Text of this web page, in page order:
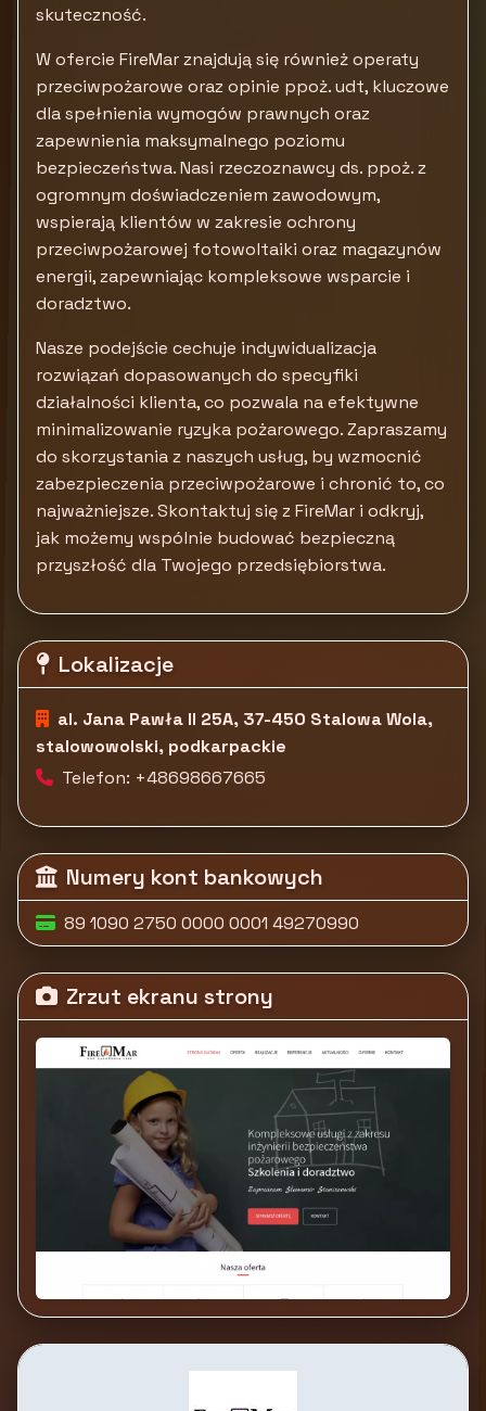
skuteczność.
W ofercie FireMar znajdują się również operaty
przeciwpożarowe oraz opinie ppoż. udt, kluczowe
dla spełnienia wymogów prawnych oraz
zapewnienia maksymalnego poziomu
bezpieczeństwa. Nasi rzeczoznawcy ds. ppoż. z
ogromnym doświadczeniem zawodowym,
wspierają klientów w zakresie ochrony
przeciwpożarowej fotowoltaiki oraz magazynów
energii, zapewniając kompleksowe wsparcie i
doradztwo.
Nasze podejście cechuje indywidualizacja
rozwiązań dopasowanych do specyfiki
działalności klienta, co pozwala na efektywne
minimalizowanie ryzyka pożarowego. Zapraszamy
do skorzystania z naszych usług, by wzmocnić
zabezpieczenia przeciwpożarowe i chronić to, co
najważniejsze. Skontaktuj się z FireMar i odkryj,
jak możemy wspólnie budować bezpieczną
przyszłość dla Twojego przedsiębiorstwa.
Lokalizacje
al. Jana Pawła II 25A, 37-450 Stalowa Wola,
stalowowolski, podkarpackie
Telefon: +48698667665
Numery kont bankowych
89 1090 2750 0000 0001 49270990
Zrzut ekranu strony